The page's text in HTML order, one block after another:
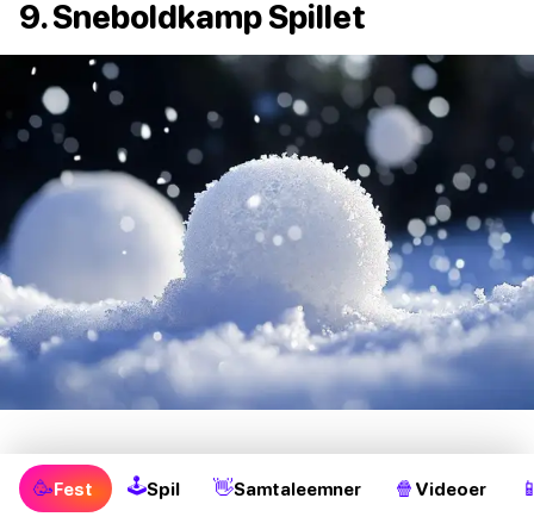
9. Sneboldkamp Spillet
Sneboldkamp Spillet er et klassisk julespil, der
frembringer sjov og latter i alle. Med flamingo-
🥳Fest 🕹Spil 👋Samtaleemner 🍿 Videoer